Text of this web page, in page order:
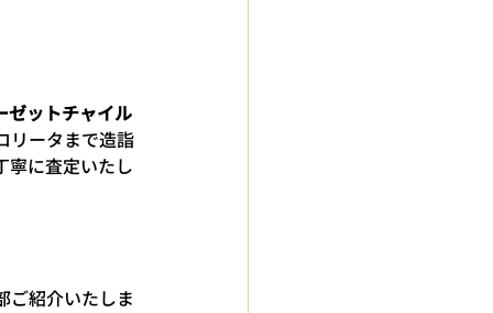
ゼットチャイル
リータまで造詣
寧に査定いたし
ご紹介いたしま